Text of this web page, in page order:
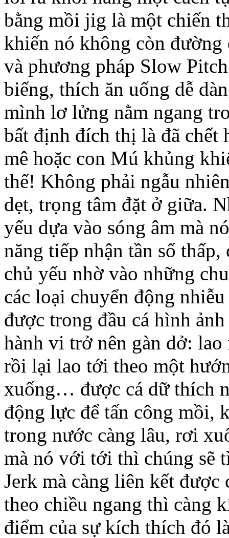
bằng mồi jig là một chiến
khiến nó không còn
và phương pháp Slow
biếng, thích ăn uống dễ
mình lơ lửng nằm ngang
bất định đích thị là đã chết
mê hoặc con Mú khủng
thế! Không phải ngẫu
dẹt, trọng tâm đặt ở giữa.
yếu dựa vào sóng âm mà
năng tiếp nhận tần số
chủ yếu nhờ vào những
các loại chuyển động
được trong đầu cá hình
hành vi trở nên gàn dở:
rồi lại lao tới theo một
xuống… được cá dữ thích
động lực để tấn công mồi,
trong nước càng lâu, rơi
mà nó với tới thì chúng sẽ
Jerk mà càng liên kết được
theo chiều ngang thì càng
điểm của sự kích thích đó